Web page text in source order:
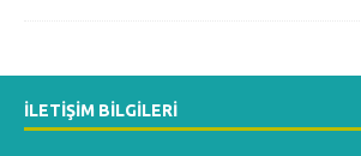
İLETIŞIM BILGILERI